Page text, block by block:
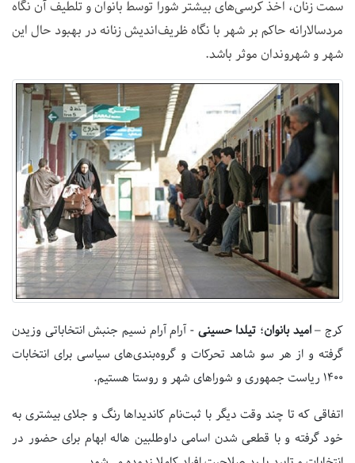
سمت زنان، اخذ کرسی‌های بیشتر شورا توسط بانوان و تلطیف آن نگاه
مردسالارانه حاکم بر شهر با نگاه ظریف‌اندیش زنانه در بهبود حال این
شهر و شهروندان موثر باشد.
کرج –امید بانوان؛ تیلدا حسینی- آرام آرام نسیم جنبش‌ انتخاباتی وزیدن
گرفته و از هر سو شاهد تحرکات و گروه‌بندی‌های سیاسی برای انتخابات
1400 ریاست جمهوری و شوراهای شهر و روستا هستیم.
اتفاقی که تا چند وقت دیگر با ثبت‌نام کاندیداها رنگ و جلای بیشتری به
خود گرفته و با قطعی شدن اسامی داوطلبین هاله ابهام برای حضور در